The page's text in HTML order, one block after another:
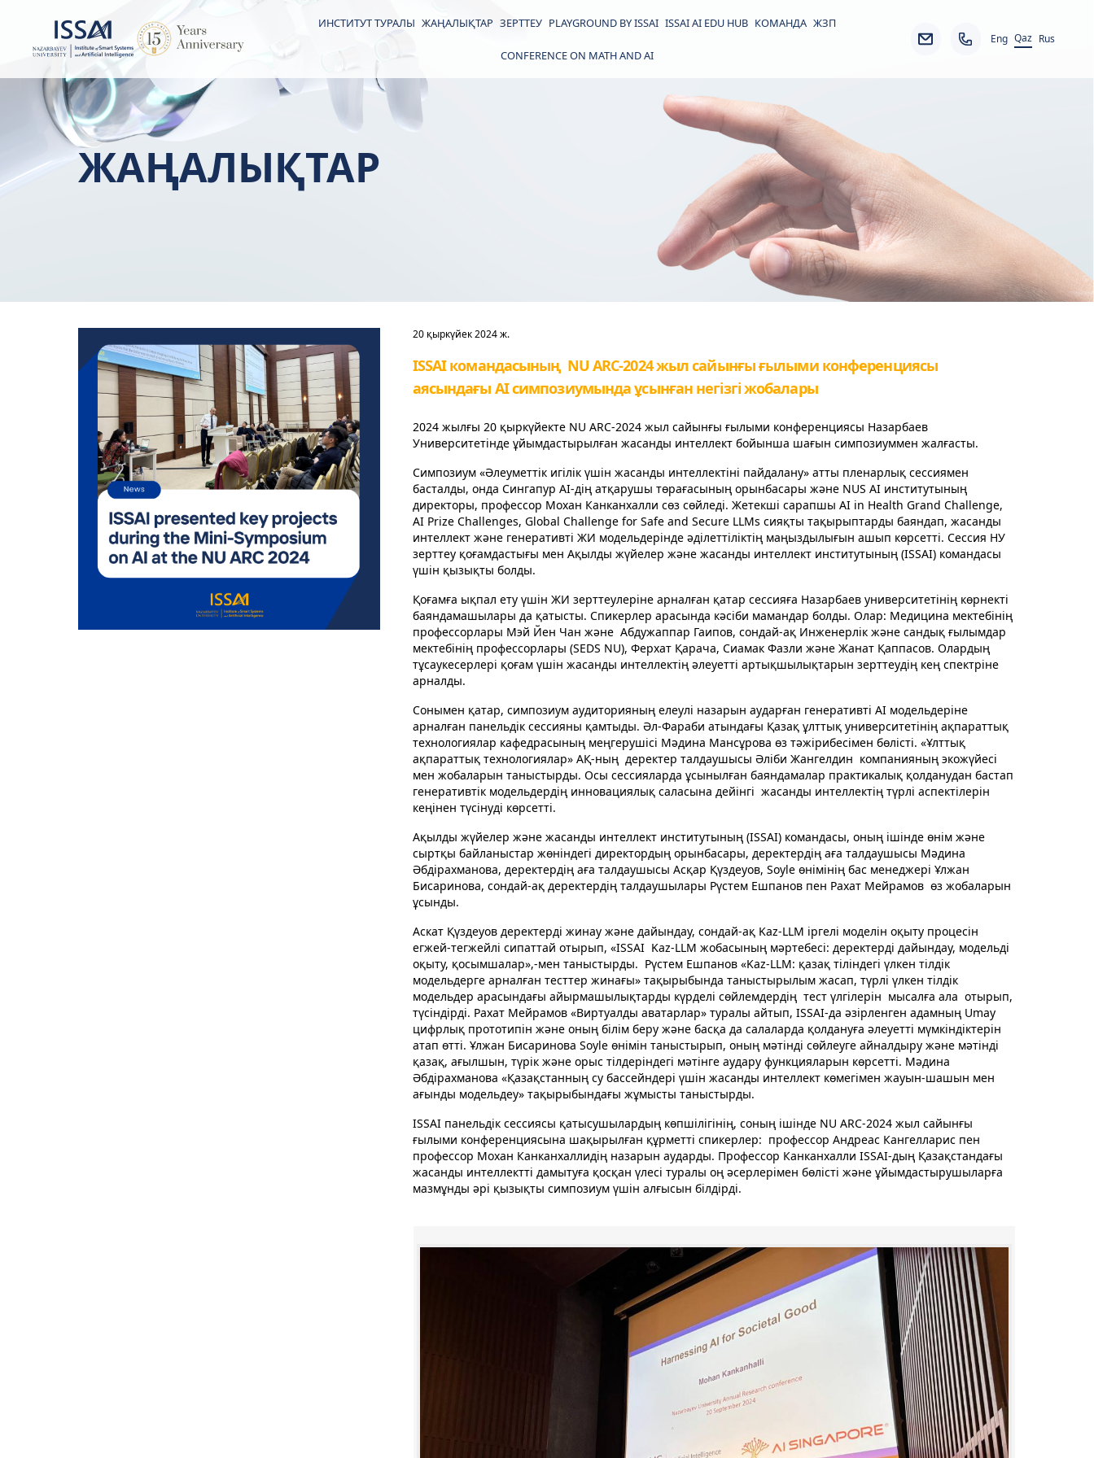
ИНСТИТУТ ТУРАЛЫ ЖАҢАЛЫҚТАР ЗЕРТТЕУ PLAYGROUND BY ISSAI ISSAI AI EDU HUB КОМАНДА ЖЗП
CONFERENCE ON MATH AND AI
Eng Qaz Rus
ЖАҢАЛЫҚТАР
20 қыркүйек 2024 ж.
ISSAI командасының NU ARC-2024 жыл сайынғы ғылыми конференциясы
аясындағы АІ симпозиумында ұсынған негізгі жобалары
2024 жылғы 20 қыркүйекте NU ARC-2024 жыл сайынғы ғылыми конференциясы Назарбаев
Университетінде ұйымдастырылған жасанды интеллект бойынша шағын симпозиуммен жалғасты.
Симпозиум «Әлеуметтік игілік үшін жасанды интеллектіні пайдалану» атты пленарлық сессиямен
басталды, онда Сингапур AI-дің атқарушы төрағасының орынбасары және NUS AI институтының
директоры, профессор Мохан Канканхалли сөз сөйледі. Жетекші сарапшы AI in Health Grand Challenge,
AI Prize Challenges, Global Challenge for Safe and Secure LLMs сияқты тақырыптарды баяндап, жасанды
интеллект және генеративті ЖИ модельдерінде әділеттіліктің маңыздылығын ашып көрсетті. Сессия НУ
зерттеу қоғамдастығы мен Ақылды жүйелер және жасанды интеллект институтының (ISSAI) командасы
үшін қызықты болды.
Қоғамға ықпал ету үшін ЖИ зерттеулеріне арналған қатар сессияға Назарбаев университетінің көрнекті
баяндамашылары да қатысты. Спикерлер арасында кәсіби мамандар болды. Олар: Медицина мектебінің
профессорлары Мэй Йен Чан және Абдужаппар Гаипов, сондай-ақ Инженерлік және сандық ғылымдар
мектебінің профессорлары (SEDS NU), Ферхат Қарача, Сиамак Фазли және Жанат Қаппасов. Олардың
тұсаукесерлері қоғам үшін жасанды интеллектің әлеуетті артықшылықтарын зерттеудің кең спектріне
арналды.
Сонымен қатар, симпозиум аудиторияның елеулі назарын аударған генеративті AI модельдеріне
арналған панельдік сессияны қамтыды. Әл-Фараби атындағы Қазақ ұлттық университетінің ақпараттық
технологиялар кафедрасының меңгерушісі Мәдина Мансұрова өз тәжірибесімен бөлісті. «Ұлттық
ақпараттық технологиялар» АҚ-ның деректер талдаушысы Әліби Жангелдин компанияның экожүйесі
мен жобаларын таныстырды. Осы сессияларда ұсынылған баяндамалар практикалық қолданудан бастап
генеративтік модельдердің инновациялық саласына дейінгі жасанды интеллектің түрлі аспектілерін
кеңінен түсінуді көрсетті.
Ақылды жүйелер және жасанды интеллект институтының (ISSAI) командасы, оның ішінде өнім және
сыртқы байланыстар жөніндегі директордың орынбасары, деректердің аға талдаушысы Мәдина
Әбдірахманова, деректердің аға талдаушысы Асқар Қүздеуов, Soyle өнімінің бас менеджері Ұлжан
Бисаринова, сондай-ақ деректердің талдаушылары Рүстем Ешпанов пен Рахат Мейрамов өз жобаларын
ұсынды.
Аскат Қүздеуов деректерді жинау және дайындау, сондай-ақ Kaz-LLM іргелі моделін оқыту процесін
егжей-тегжейлі сипаттай отырып, «ISSAI Kaz-LLM жобасының мәртебесі: деректерді дайындау, модельді
оқыту, қосымшалар»,-мен таныстырды. Рүстем Ешпанов «Kaz-LLM: қазақ тіліндегі үлкен тілдік
модельдерге арналған тесттер жинағы» тақырыбында таныстырылым жасап, түрлі үлкен тілдік
модельдер арасындағы айырмашылықтарды күрделі сөйлемдердің тест үлгілерін мысалға ала отырып,
түсіндірді. Рахат Мейрамов «Виртуалды аватарлар» туралы айтып, ISSAI-да әзірленген адамның Umay
цифрлық прототипін және оның білім беру және басқа да салаларда қолдануға әлеуетті мүмкіндіктерін
атап өтті. Ұлжан Бисаринова Soyle өнімін таныстырып, оның мәтінді сөйлеуге айналдыру және мәтінді
қазақ, ағылшын, түрік және орыс тілдеріндегі мәтінге аудару функцияларын көрсетті. Мәдина
Әбдірахманова «Қазақстанның су бассейндері үшін жасанды интеллект көмегімен жауын-шашын мен
ағынды модельдеу» тақырыбындағы жұмысты таныстырды.
ISSAI панельдік сессиясы қатысушылардың көпшілігінің, соның ішінде NU ARC-2024 жыл сайынғы
ғылыми конференциясына шақырылған құрметті спикерлер: профессор Андреас Кангелларис пен
профессор Мохан Канканхаллидің назарын аударды. Профессор Канканхалли ISSAI-дың Қазақстандағы
жасанды интеллектті дамытуға қосқан үлесі туралы оң әсерлерімен бөлісті және ұйымдастырушыларға
мазмұнды әрі қызықты симпозиум үшін алғысын білдірді.